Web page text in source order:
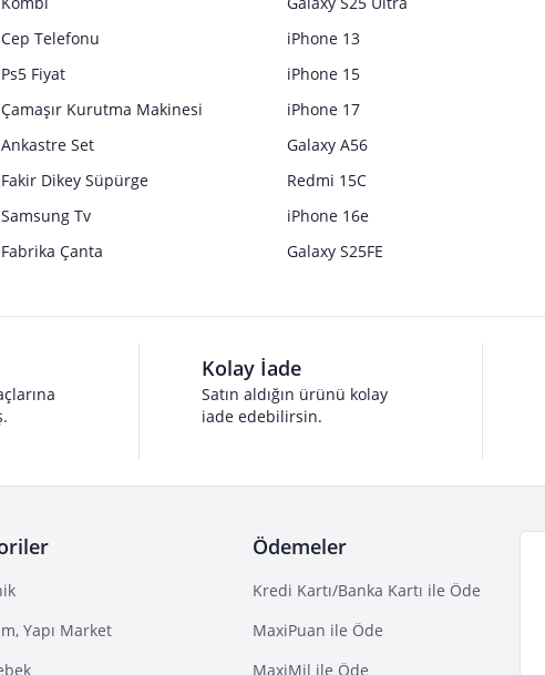
Cep Telefonu
Ps5 Fiyat
Çamaşır Kurutma Makinesi
Ankastre Set
Fakir Dikey Süpürge
Samsung Tv
Fabrika Çanta
iPhone 13
iPhone 15
iPhone 17
Galaxy A56
Redmi 15C
iPhone 16e
Galaxy S25FE
Kolay İade
Satın aldığın ürünü kolay
iade edebilirsin.
Yapı Market
Ödemeler
Kredi Kartı/Banka Kartı ile Öde
MaxiPuan ile Öde
MaxiMil ile Öde